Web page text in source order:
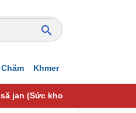
Chăm Khmer
jan (Sức khoẻ)